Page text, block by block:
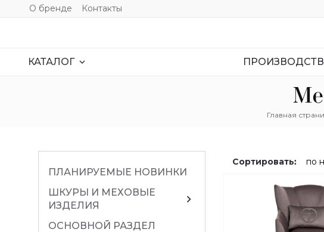
О бренде Контакты
expand_more
Главная
ПЛАНИРУЕМЫЕ НОВИНКИ
ШКУРЫ И МЕХОВЫЕ
ИЗДЕЛИЯ
chevron_right
ОСНОВНОЙ РАЗДЕЛ
Сортировать: